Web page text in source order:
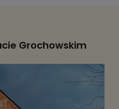
Grochowskim